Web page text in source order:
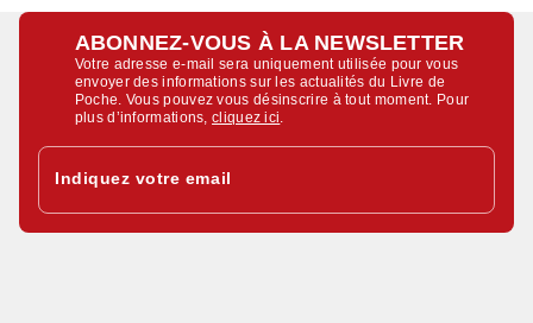
ABONNEZ-VOUS À LA NEWSLETTER
Votre adresse e-mail sera uniquement utilisée pour vous
envoyer des informations sur les actualités du Livre de
Poche. Vous pouvez vous désinscrire à tout moment. Pour
plus d’informations,cliquez ici
Indiquez votre email